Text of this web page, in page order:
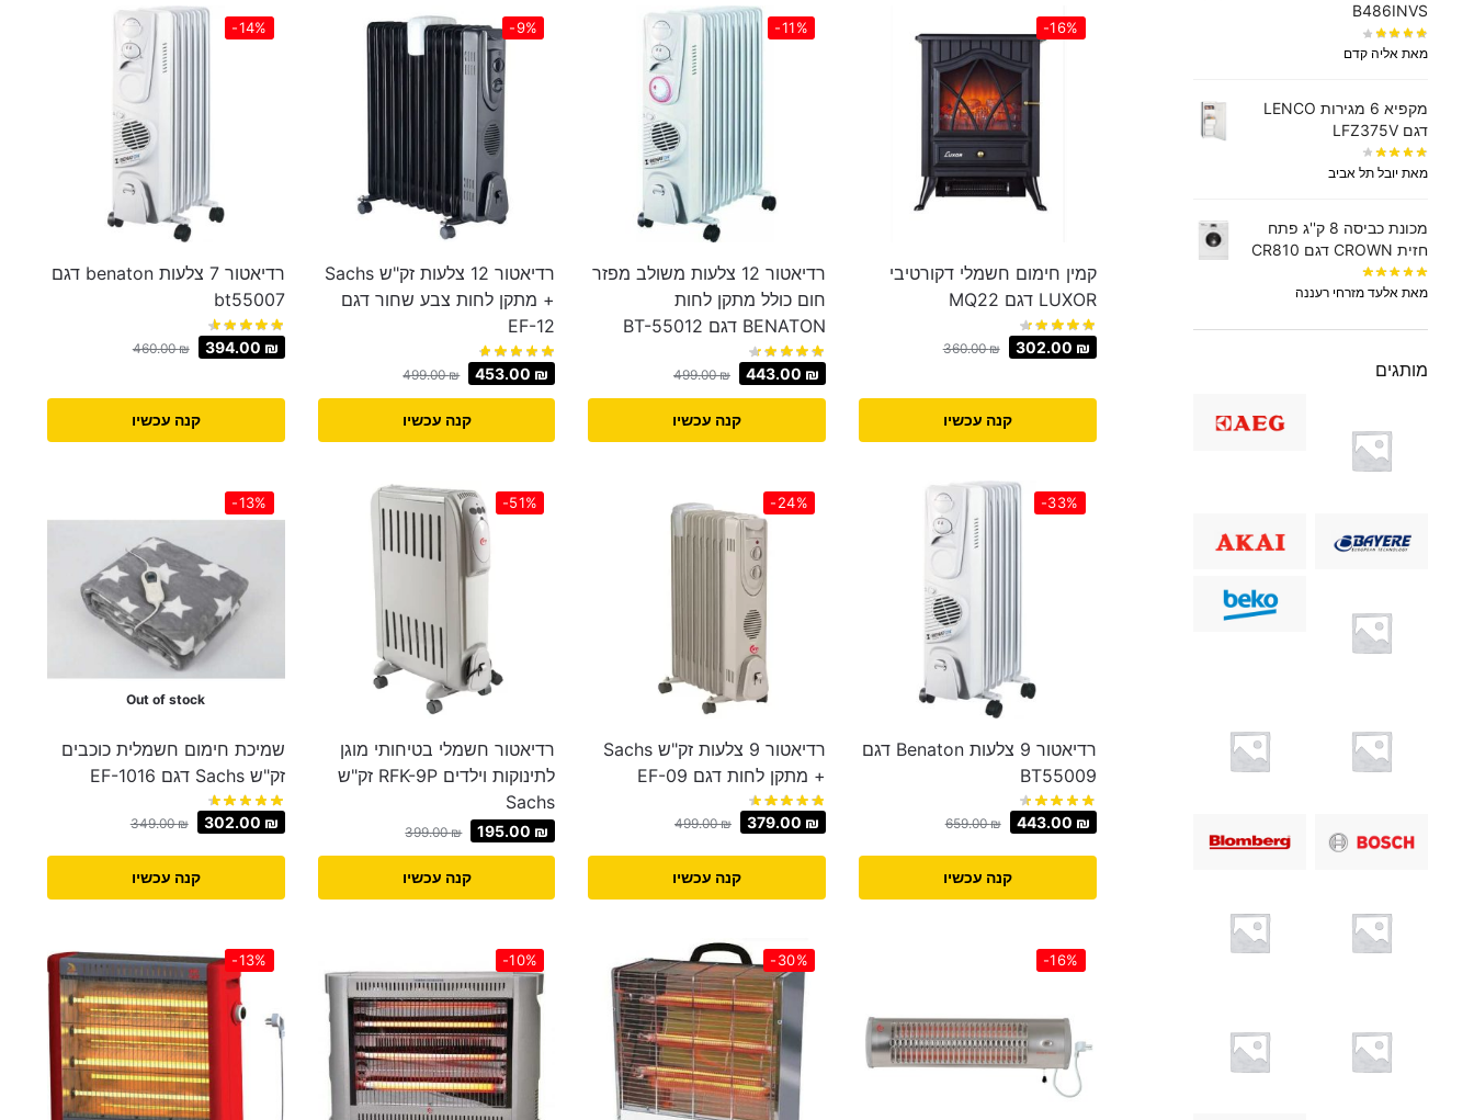
-16%
קמין חימום חשמלי דקורטיבי
LUXOR דגם MQ22
360.00₪ 302.00 ₪
קנה עכשיו
-11%
רדיאטור 12 צלעות משולב מפזר
חום כולל מתקן לחות
BENATON דגם BT-55012
499.00₪ 443.00 ₪
קנה עכשיו
-9%
רדיאטור 12 צלעות זק"ש Sachs
+ מתקן לחות צבע שחור דגם
EF-12
499.00₪ 453.00 ₪
קנה עכשיו
-14%
רדיאטור 7 צלעות benaton דגם
bt55007
460.00₪ 394.00 ₪
קנה עכשיו
-33%
רדיאטור 9 צלעות Benaton דגם
BT55009
659.00₪ 443.00 ₪
קנה עכשיו
-24%
רדיאטור 9 צלעות זק"ש Sachs
+ מתקן לחות דגם EF-09
499.00₪ 379.00 ₪
קנה עכשיו
-51%
רדיאטור חשמלי בטיחותי מוגן
לתינוקות וילדים RFK-9P זק"ש
Sachs
399.00₪ 195.00 ₪
קנה עכשיו
-13%
Out of stock
שמיכת חימום חשמלית כוכבים
זק"ש Sachs דגם EF-1016
349.00₪ 302.00 ₪
קנה עכשיו
-16%
-30%
-10%
-13%
B486INVS
מאת אליה קדם
מקפיא 6 מגירות LENCO
דגם LFZ375V
מאת יובל תל אביב
מכונת כביסה 8 ק''ג פתח
חזית CROWN דגם CR810
מאת אלעד מזרחי רעננה
מותגים